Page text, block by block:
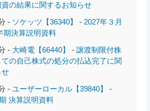
の結果に関するお知らせ
- ソケッツ【36340】 -2027年３月
期決算説明資料
- 大崎電【66440】 -譲渡制限付株
の自己株式の処分の払込完了に関
せ
-ユーザーローカル【39840】
-
決算説明資料